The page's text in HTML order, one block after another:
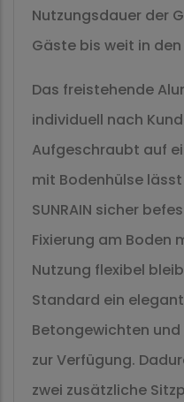
Nutzungsdauer der
Gäste bis weit in
Das freistehende
individuell nach
Aufgeschraubt auf
mit Bodenhülse lässt
SUNRAIN sicher
Fixierung am Boden
Nutzung flexibel
Standard ein
Betongewichten
zur Verfügung.
zwei zusätzliche